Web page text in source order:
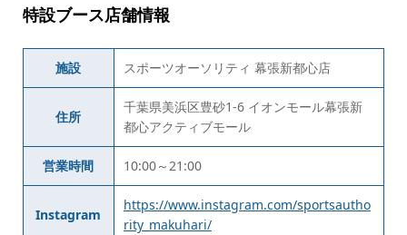
特設ブース店舗情報
施設 スポーツオーソリティ 幕張新都心店
住所
千葉県美浜区豊砂1-6 イオンモール幕張新
都心アクティブモール
営業時間 10:00～21:00
Instagram
https://www.instagram.com/sportsautho
rity_makuhari/